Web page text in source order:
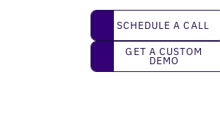
Schedule a call
SCHEDULE A CALL
Get a custom demo
GET A CUSTOM
DEMO